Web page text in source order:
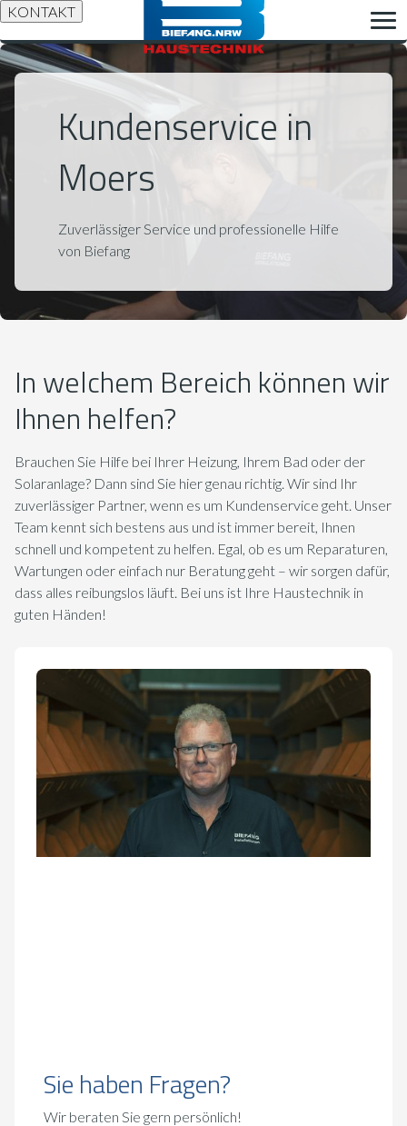
KONTAKT
Kundenservice in
Moers
Zuverlässiger Service und professionelle Hilfe
von Biefang
In welchem Bereich können wir
Ihnen helfen?
Brauchen Sie Hilfe bei Ihrer Heizung, Ihrem Bad oder der
Solaranlage? Dann sind Sie hier genau richtig. Wir sind Ihr
zuverlässiger Partner, wenn es um Kundenservice geht. Unser
Team kennt sich bestens aus und ist immer bereit, Ihnen
schnell und kompetent zu helfen. Egal, ob es um Reparaturen,
Wartungen oder einfach nur Beratung geht – wir sorgen dafür,
dass alles reibungslos läuft. Bei uns ist Ihre Haustechnik in
guten Händen!
Sie haben Fragen?
Wir beraten Sie gern persönlich!